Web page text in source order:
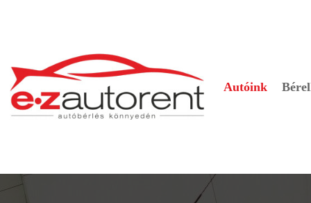
Autóink